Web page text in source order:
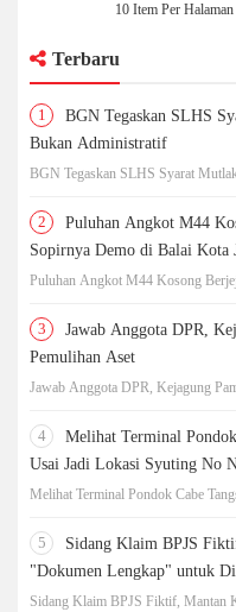
10 Item Per
Terbaru
1
BGN Tegaskan SLHS
Bukan Administratif
BGN Tegaskan SLHS Syarat
2
Puluhan Angkot M44
Sopirnya Demo di Balai Kota
Puluhan Angkot M44 Kosong
3
Jawab Anggota DPR,
Pemulihan Aset
Jawab Anggota DPR, Kejagung
4
Melihat Terminal
Usai Jadi Lokasi Syuting No
Melihat Terminal Pondok Cabe
5
Sidang Klaim BPJS
"Dokumen Lengkap" untuk
Sidang Klaim BPJS Fiktif, Mantan